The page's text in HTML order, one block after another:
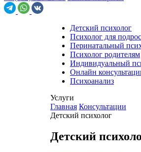
Детский психолог
Психолог для
Перинатальный
Психолог родителям
Индивидуальный
Онлайн
Психоанализ
Услуги
Главная Консультации
Детский психолог
Детский